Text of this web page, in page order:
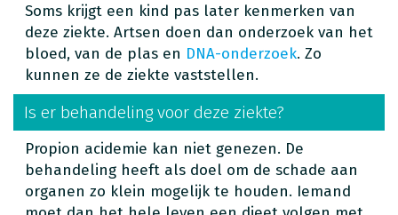
Soms krijgt een kind pas later kenmerken van
deze ziekte. Artsen doen dan onderzoek van het
bloed, van de plas en DNA-onderzoek. Zo
kunnen ze de ziekte vaststellen.
Is er behandeling voor deze ziekte?
Propion acidemie kan niet genezen. De
behandeling heeft als doel om de schade aan
organen zo klein mogelijk te houden. Iemand